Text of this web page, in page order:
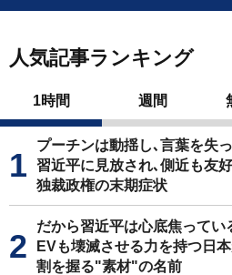
人気記事ランキング
1時間 週間
プーチンは動揺し､言葉を失
習近平に見放され､側近も友
独裁政権の末期症状
だから習近平は心底焦って
EVも壊滅させる力を持つ日
割を握る"素材"の名前